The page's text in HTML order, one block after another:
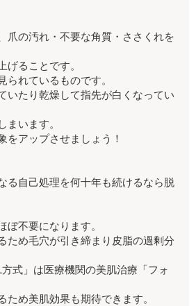
爪の汚れ・不要な角質・ささくれを
げることです。
られているものです。
いたり乾燥して指先が白くなってい
まいます。
をアップさせましょう！
る自己処理を何十年も続けるなら脱
ぼ不要になります。
ため毛穴が引き締まり皮脂の過剰分
式」は医療機関の美肌治療「フォ
ため美肌効果も期待できます。